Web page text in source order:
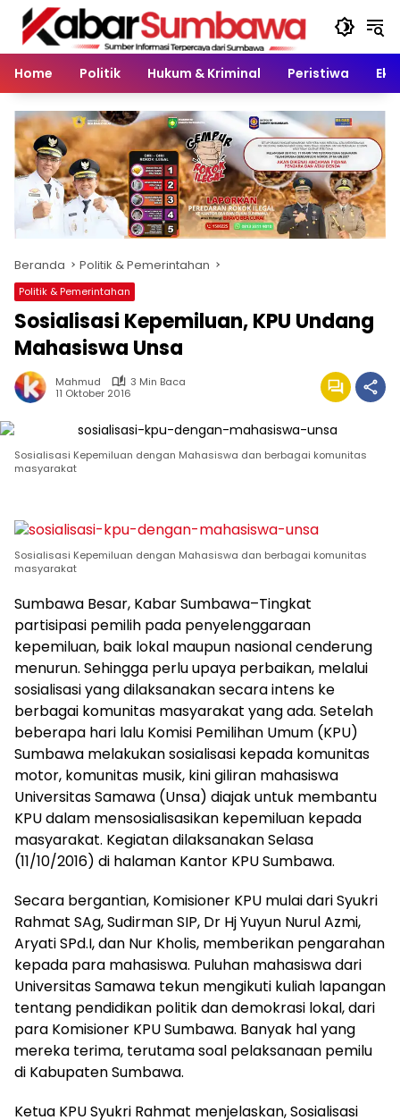
Langsung
konten
Home
Politik Hukum & Kriminal Peristiwa
Beranda Politik & Pemerintahan
Politik & Pemerintahan
Sosialisasi Kepemiluan, KPU Undang
Mahasiswa Unsa
Mahmud
3 Min Baca
11 Oktober 2016
Sosialisasi Kepemiluan dengan Mahasiswa dan berbagai komunitas
masyarakat
Sosialisasi Kepemiluan dengan Mahasiswa dan berbagai komunitas
masyarakat
Sumbawa Besar, Kabar Sumbawa–Tingkat
partisipasi pemilih pada penyelenggaraan
kepemiluan, baik lokal maupun nasional cenderung
menurun. Sehingga perlu upaya perbaikan, melalui
sosialisasi yang dilaksanakan secara intens ke
berbagai komunitas masyarakat yang ada. Setelah
beberapa hari lalu Komisi Pemilihan Umum (KPU)
Sumbawa melakukan sosialisasi kepada komunitas
motor, komunitas musik, kini giliran mahasiswa
Universitas Samawa (Unsa) diajak untuk membantu
KPU dalam mensosialisasikan kepemiluan kepada
masyarakat. Kegiatan dilaksanakan Selasa
(11/10/2016) di halaman Kantor KPU Sumbawa.
Secara bergantian, Komisioner KPU mulai dari Syukri
Rahmat SAg, Sudirman SIP, Dr Hj Yuyun Nurul Azmi,
Aryati SPd.I, dan Nur Kholis, memberikan pengarahan
kepada para mahasiswa. Puluhan mahasiswa dari
Universitas Samawa tekun mengikuti kuliah lapangan
tentang pendidikan politik dan demokrasi lokal, dari
para Komisioner KPU Sumbawa. Banyak hal yang
mereka terima, terutama soal pelaksanaan pemilu
di Kabupaten Sumbawa.
Ketua KPU Syukri Rahmat menjelaskan, Sosialisasi